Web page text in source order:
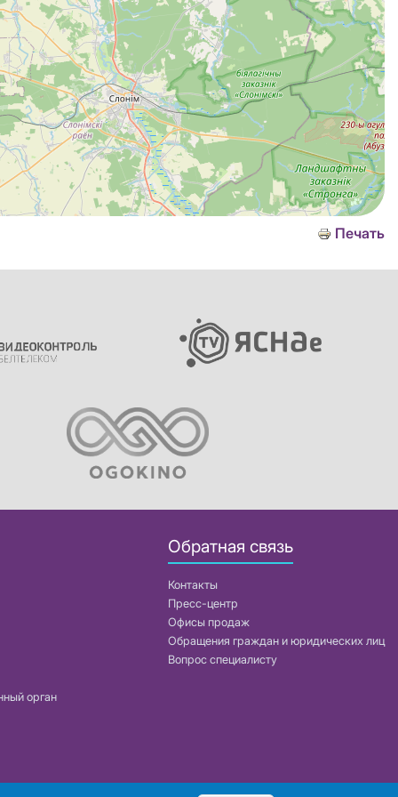
Печать
орган
Обратная связь
Контакты
Пресс-центр
Офисы продаж
Обращения граждан и юридических лиц
Вопрос специалисту